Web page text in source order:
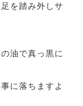
を踏み外しサ
油で真っ黒に
に落ちますよ